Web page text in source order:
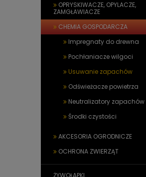
OPRYSKIWACZE, OPYLACZE,
ZAMGŁAWIACZE
CHEMIA GOSPODARCZA
Impregnaty do drewna
Pochłaniacze wilgoci
Usuwanie zapachów
Odświeżacze powietrza
Neutralizatory zapachów
Środki czystości
AKCESORIA OGRODNICZE
OCHRONA ZWIERZĄT
ŻYWOŁAPKI